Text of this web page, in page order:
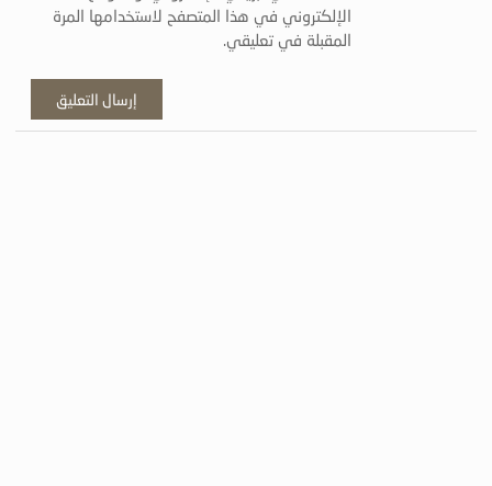
الإلكتروني في هذا المتصفح لاستخدامها المرة
المقبلة في تعليقي.